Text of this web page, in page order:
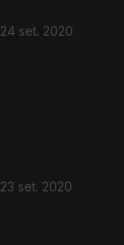
24 set. 2020
23 set. 2020